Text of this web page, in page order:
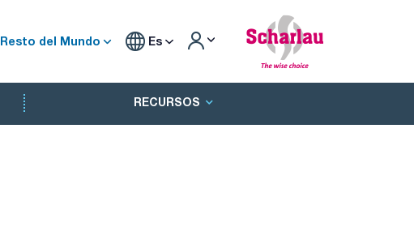
Resto del Mundo Es
RECURSOS